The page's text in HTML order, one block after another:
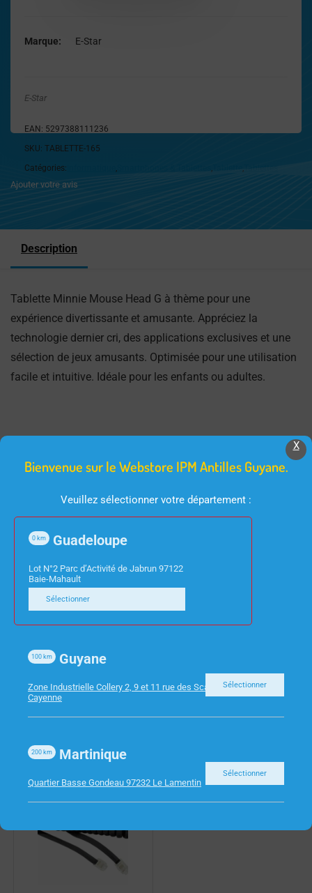
Marque E-Star
E-Star
EAN: 5297388111236
SKU: TABLETTE-165
Catégories:
, , ,
Ajouter votre avis
Description
Tablette Minnie Mouse Head G à thème pour une
expérience divertissante et amusante. Appréciez la
technologie dernier cri, des applications exclusives et une
sélection de jeux amusants. Optimisée pour une utilisation
facile et intuitive. Idéale pour les enfants ou adultes.
Produits Similaires
RJ45
256SSD W11 PRO
X
Bienvenue sur le Webstore IPM Antilles Guyane.
Veuillez sélectionner votre département :
Guadeloupe
0 km
Lot N°2 Parc d’Activité de Jabrun 97122
Baie-Mahault
Sélectionner
Guyane
100 km
Zone Industrielle Collery 2, 9 et 11 rue des Scarabees 97300
Cayenne
Sélectionner
Martinique
200 km
Quartier Basse Gondeau 97232 Le Lamentin
Sélectionner